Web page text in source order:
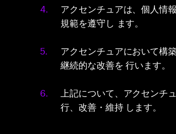
アクセンチュアは、個人情
規範を遵守し ます。
アクセンチュアにおいて構
継続的な改善を 行います。
上記について、アクセンチ
行、改善・維持 します。